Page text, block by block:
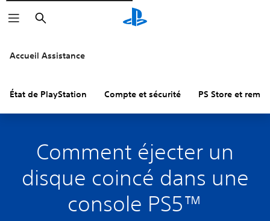
Rechercher
Accueil Assistance
État de PlayStation Compte et sécurité PS Store et
Comment éjecter un
disque coincé dans une
console PS5™